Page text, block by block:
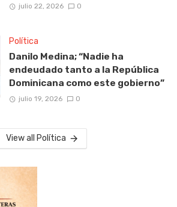
julio 22, 2026 0
Política
Danilo Medina; “Nadie ha
endeudado tanto a la República
Dominicana como este gobierno”
julio 19, 2026 0
View all Política